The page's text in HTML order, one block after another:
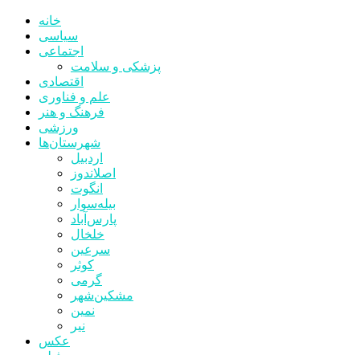
خانه
سیاسی
اجتماعی
پزشکی و سلامت
اقتصادی
علم و فناوری
فرهنگ و هنر
ورزشی
شهرستان‌ها
اردبیل
اصلاندوز
انگوت
بیله‌سوار
پارس‌آباد
خلخال
سرعین
کوثر
گرمی
مشکین‌شهر
نمین
نیر
عکس